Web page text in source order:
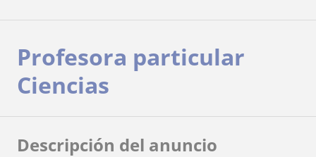
Profesora particular
Ciencias
Descripción del anuncio